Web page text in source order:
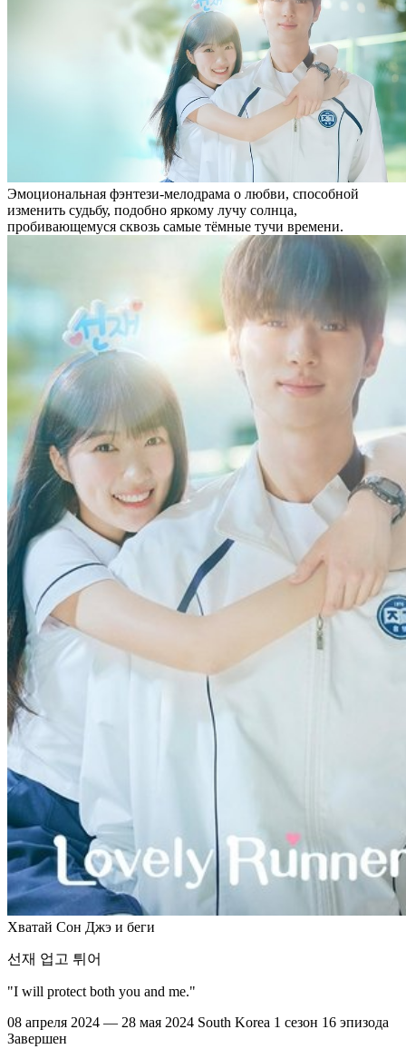
Эмоциональная фэнтези-мелодрама о любви, способной
изменить судьбу, подобно яркому лучу солнца,
пробивающемуся сквозь самые тёмные тучи времени.
Хватай Сон Джэ и беги
선재 업고 튀어
"I will protect both you and me."
08 апреля 2024 — 28 мая 2024 South Korea 1 сезон 16 эпизода
Завершен